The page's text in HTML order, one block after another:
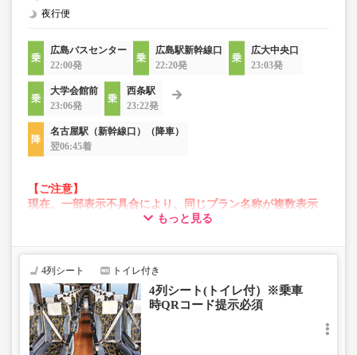
夜行便
広島バスセンター
22:00発
広島駅新幹線口
22:20発
広大中央口
23:03発
大学会館前
23:06発
西条駅
23:22発
名古屋駅（新幹線口）（降車）
翌06:45着
【ご注意】
現在、一部表示不具合により、同じプラン名称が複数表示
される場合がございます。
います。
お手数をおかけいたしますが、エラー表示が出た場合は、
たします。
もっと見る
4列シート トイレ付き
4列シート(トイレ付）※乗車
時QRコード提示必須